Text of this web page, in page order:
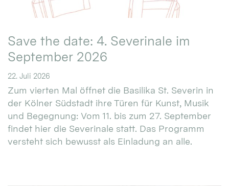
Save the date: 4. Severinale im
September 2026
22. Juli 2026
Zum vierten Mal öffnet die Basilika St. Severin in
der Kölner Südstadt ihre Türen für Kunst, Musik
und Begegnung: Vom 11. bis zum 27. September
findet hier die Severinale statt. Das Programm
versteht sich bewusst als Einladung an alle.